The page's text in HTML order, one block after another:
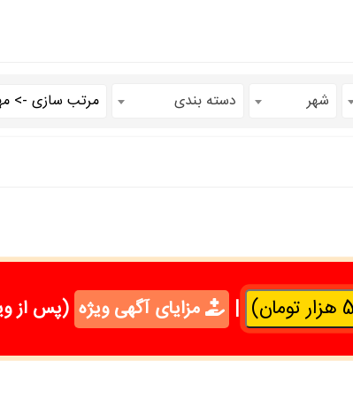
شهر دسته بندی
| مزایای آگهی ویژه (پس از